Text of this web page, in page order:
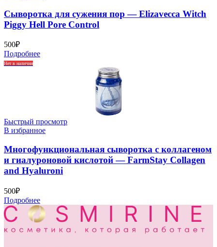
Сыворотка для сужения пор — Elizavecca Witch
Piggy Hell Pore Control
500₽
Подробнее
Нет в наличии
Быстрый просмотр
В избранное
Многофункциональная сыворотка с коллагеном
и гиалуроновой кислотой — FarmStay Collagen
and Hyaluroni
500₽
Подробнее